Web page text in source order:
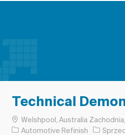
Technical
Lokalizacja
Welshpool, Australia
Automotive Refinish
Kategoria